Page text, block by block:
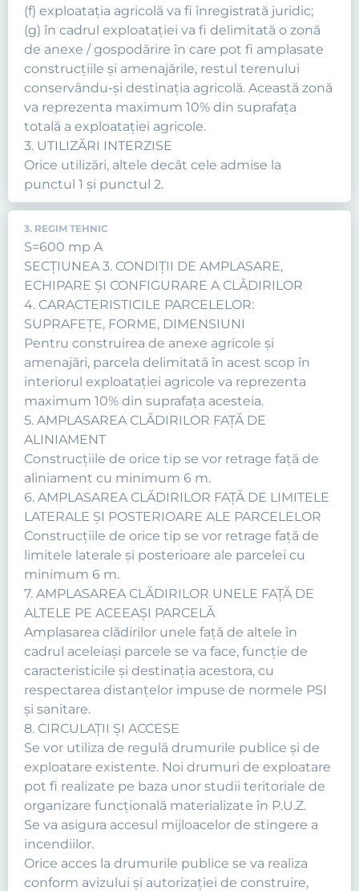
(f) exploataţia agricolă va fi înregistrată juridic;
(g) în cadrul exploataţiei va fi delimitată o zonă
de anexe / gospodărire în care pot fi amplasate
construcţiile şi amenajările, restul terenului
conservându-şi destinaţia agricolă. Această zonă
va reprezenta maximum 10% din suprafaţa
totală a exploataţiei agricole.
3. UTILIZĂRI INTERZISE
Orice utilizări, altele decât cele admise la
punctul 1 şi punctul 2.
3. REGIM TEHNIC
S=600 mp A
SECŢIUNEA 3. CONDIŢII DE AMPLASARE,
ECHIPARE ŞI CONFIGURARE A CLĂDIRILOR
4. CARACTERISTICILE PARCELELOR:
SUPRAFEŢE, FORME, DIMENSIUNI
Pentru construirea de anexe agricole şi
amenajări, parcela delimitată în acest scop în
interiorul exploataţiei agricole va reprezenta
maximum 10% din suprafaţa acesteia.
5. AMPLASAREA CLĂDIRILOR FAŢĂ DE
ALINIAMENT
Construcţiile de orice tip se vor retrage faţă de
aliniament cu minimum 6 m.
6. AMPLASAREA CLĂDIRILOR FAŢĂ DE LIMITELE
LATERALE ŞI POSTERIOARE ALE PARCELELOR
Construcţiile de orice tip se vor retrage faţă de
limitele laterale şi posterioare ale parcelei cu
minimum 6 m.
7. AMPLASAREA CLĂDIRILOR UNELE FAŢĂ DE
ALTELE PE ACEEAŞI PARCELĂ
Amplasarea clădirilor unele faţă de altele în
cadrul aceleiaşi parcele se va face, funcţie de
caracteristicile şi destinaţia acestora, cu
respectarea distanţelor impuse de normele PSI
şi sanitare.
8. CIRCULAŢII ŞI ACCESE
Se vor utiliza de regulă drumurile publice şi de
exploatare existente. Noi drumuri de exploatare
pot fi realizate pe baza unor studii teritoriale de
organizare funcţională materializate în P.U.Z.
Se va asigura accesul mijloacelor de stingere a
incendiilor.
Orice acces la drumurile publice se va realiza
conform avizului şi autorizaţiei de construire,